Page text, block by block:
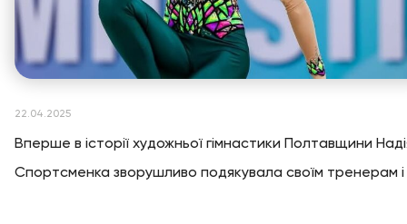
22.04.2025
Вперше в історії художньої гімнастики Полтавщини
Спортсменка зворушливо подякувала своїм тренерам